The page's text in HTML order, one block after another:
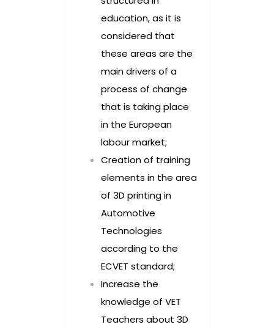
education, as it is
considered that
these areas are the
main drivers of a
process of change
that is taking place
in the European
labour market;
Creation of training
elements in the area
of 3D printing in
Automotive
Technologies
according to the
ECVET standard;
Increase the
knowledge of VET
Teachers about 3D